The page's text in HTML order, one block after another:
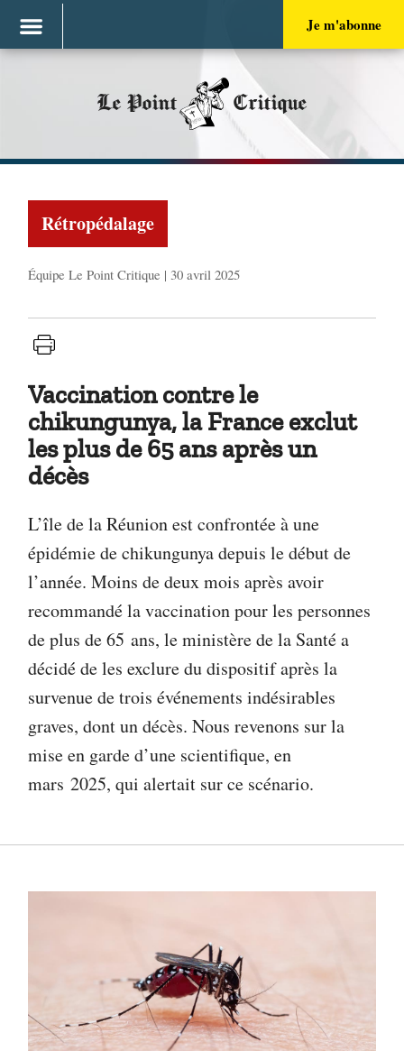
Je m'abonne
Le Point Critique
Rétropédalage
Équipe Le Point Critique | 30 avril 2025
Vaccination contre le
chikungunya, la France exclut
les plus de 65 ans après un
décès
L’île de la Réunion est confrontée à une
épidémie de chikungunya depuis le début de
l’année. Moins de deux mois après avoir
recommandé la vaccination pour les personnes
de plus de 65 ans, le ministère de la Santé a
décidé de les exclure du dispositif après la
survenue de trois événements indésirables
graves, dont un décès. Nous revenons sur la
mise en garde d’une scientifique, en
mars 2025, qui alertait sur ce scénario.